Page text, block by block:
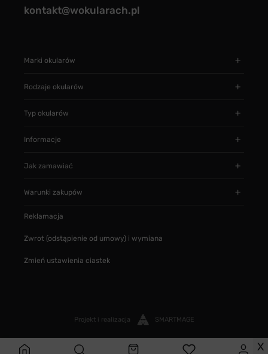
kontakt@wokularach.pl
Marki okularów
Rodzaje okularów
Typ okularów
Informacje
Jak zamawiać
Warunki zakupów
Reklamacja
Zwrot (odstąpienie od umowy) i wymiana
Zmień ustawienia ciastek
Projekt i realizacja SMARTMAGE
X